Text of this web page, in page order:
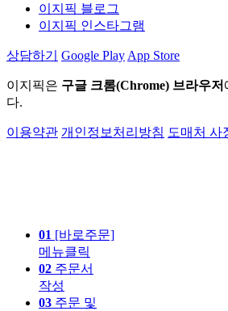
이지픽 블로그
이지픽 인스타그램
상담하기 Google Play App Store
이지픽은 구글 크롬(Chrome) 브라우저
다.
이용약관 개인정보처리방침 도매처 사
01 [바로주문]
메뉴클릭
02 주문서
작성
03 주문 및